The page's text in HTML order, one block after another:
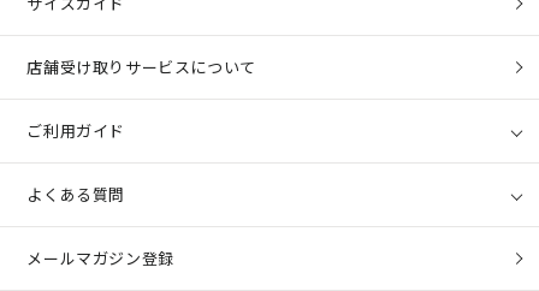
店舗受け取りサービスについて
ご利用ガイド
よくある質問
メールマガジン登録